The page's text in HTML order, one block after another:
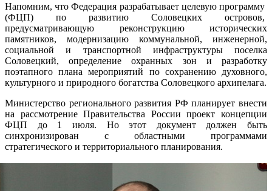
Напомним, что Федерация разрабатывает целевую программу
(ФЦП) по развитию Соловецких островов,
предусматривающую реконструкцию исторических
памятников, модернизацию коммунальной, инженерной,
социальной и транспортной инфраструктуры поселка
Соловецкий, определение охранных зон и разработку
поэтапного плана мероприятий по сохранению духовного,
культурного и природного богатства Соловецкого архипелага.
Министерство регионального развития РФ планирует внести
на рассмотрение Правительства России проект концепции
ФЦП до 1 июля. Но этот документ должен быть
синхронизирован с областными программами
стратегического и территориального планирования.